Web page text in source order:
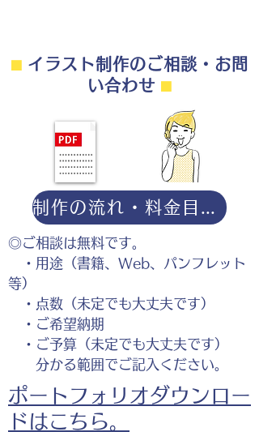
⬛︎イラスト制作のご相談・お問
い合わせ ⬛︎
◎ご相談は無料です。
・用途（書籍、Web、パンフレット
等）
・点数（未定でも大丈夫です）
・ご希望納期
・ご予算（未定でも大丈夫です）
分かる範囲でご記入ください。
ポートフォリオダウンロー
ドはこちら。